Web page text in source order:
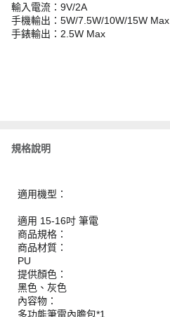
輸入電流：9V/2A
手機輸出：5W/7.5W/10W/15W Max
手錶輸出：2.5W Max
規格說明
適用機型：
適用 15-16吋 筆電
商品規格：
商品材質：
PU
提供顏色：
黑色、灰色
內容物：
多功能筆電內膽包*1